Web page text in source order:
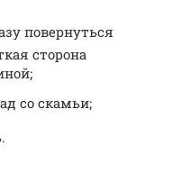
повернуться
сторона
со скамьи;